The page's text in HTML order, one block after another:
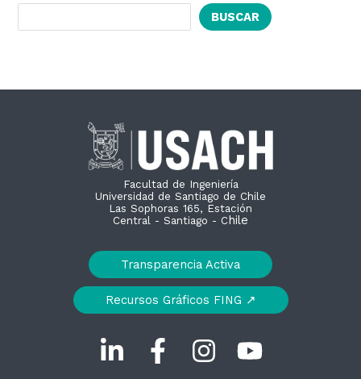
BUSCAR
Facultad de Ingeniería
Universidad de Santiago de Chile
Las Sophoras 165, Estación
Central - Santiago - C hile
Transparencia Activa
Recursos Gráficos FING ↗︎